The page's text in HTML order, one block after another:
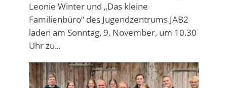
Leonie Winter und „Das kleine
Familienbüro“ des Jugendzentrums JAB2
laden am Sonntag, 9. November, um 10.30
Uhr zu...